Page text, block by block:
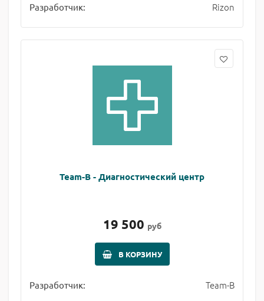
Разработчик: Rizon
Team-B - Диагностический центр
19 500 руб
В КОРЗИНУ
Разработчик: Team-B